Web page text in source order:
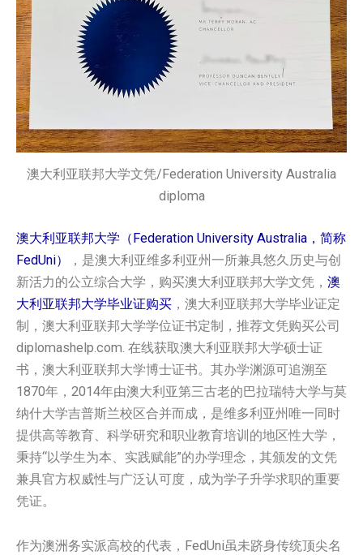
澳大利亚联邦大学文凭/Federation University Australia
diploma
澳大利亚联邦大学（Federation University Australia，简称
FedUni）
，是澳大利亚维多利亚州一所兼具悠久历史与创
新活力的公立综合大学，购买澳大利亚联邦大学‌文凭， 澳
大利亚联邦大学‌毕业证购买 ，澳大利亚联邦大学‌毕业证定
制，澳大利亚联邦大学‌学位证书定制，推荐文凭购买公司
diplomashelp.com. 在线获取澳大利亚联邦大学‌硕士证
书，澳大利亚联邦大学‌博士证书。其办学渊源可追溯至
1870年，2014年由澳大利亚第三古老的巴拉瑞特大学与莫
纳什大学吉普斯兰校区合并而成，是维多利亚州唯一同时
提供高等教育、科学研究和职业教育培训的地区性大学，
秉持“以学生为本、实践赋能”的办学理念，其颁发的文凭
兼具官方权威性与广泛认可度，成为学子升学求职的重要
凭证。
作为澳洲务实派高校的代表，FedUni虽未跻身传统顶尖名